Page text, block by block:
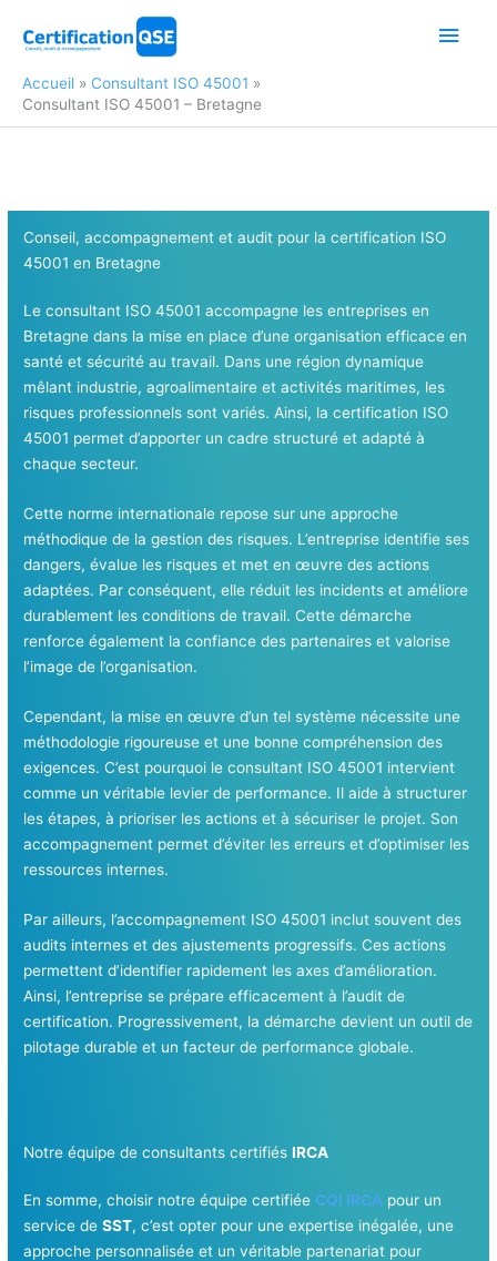
Accueil
Consultant ISO 45001
Consultant ISO 45001 – Bretagne
Conseil, accompagnement et audit pour la certification ISO
45001 en Bretagne
Le consultant ISO 45001 accompagne les entreprises en
Bretagne dans la mise en place d’une organisation efficace en
santé et sécurité au travail. Dans une région dynamique
mêlant industrie, agroalimentaire et activités maritimes, les
risques professionnels sont variés. Ainsi, la certification ISO
45001 permet d’apporter un cadre structuré et adapté à
chaque secteur.
Cette norme internationale repose sur une approche
méthodique de la gestion des risques. L’entreprise identifie ses
dangers, évalue les risques et met en œuvre des actions
adaptées. Par conséquent, elle réduit les incidents et améliore
durablement les conditions de travail. Cette démarche
renforce également la confiance des partenaires et valorise
l’image de l’organisation.
Cependant, la mise en œuvre d’un tel système nécessite une
méthodologie rigoureuse et une bonne compréhension des
exigences. C’est pourquoi le consultant ISO 45001 intervient
comme un véritable levier de performance. Il aide à structurer
les étapes, à prioriser les actions et à sécuriser le projet. Son
accompagnement permet d’éviter les erreurs et d’optimiser les
ressources internes.
Par ailleurs, l’accompagnement ISO 45001 inclut souvent des
audits internes et des ajustements progressifs. Ces actions
permettent d’identifier rapidement les axes d’amélioration.
Ainsi, l’entreprise se prépare efficacement à l’audit de
certification. Progressivement, la démarche devient un outil de
pilotage durable et un facteur de performance globale.
Notre équipe de consultants certifiésIRCA
En somme, choisir notre équipe certifiée CQI IRCA pour un
service deSST, c’est opter pour une expertise inégalée, une
approche personnalisée et un véritable partenariat pour